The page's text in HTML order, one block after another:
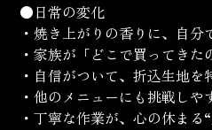
●日常の変化
・焼き上がりの香りに、自分
・家族が「どこで買ってきた
・自信がついて、折込生地
・他のメニューにも挑戦しや
・丁寧な作業が、心の休まる